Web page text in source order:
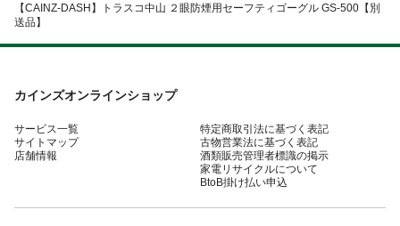
【CAINZ-DASH】トラスコ中山 ２眼防煙用セーフティゴーグル GS-500【別
送品】
カインズオンラインショップ
サービス一覧
サイトマップ
店舗情報
特定商取引法に基づく表記
古物営業法に基づく表記
酒類販売管理者標識の掲示
家電リサイクルについて
BtoB掛け払い申込